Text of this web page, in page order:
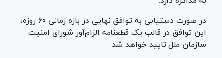
در صورت دستیابی به توافق نهایی در بازه زمانی ۶۰ روزه،
این توافق در قالب یک قطعنامه الزام‌آور شورای امنیت
سازمان ملل تایید خواهد شد.